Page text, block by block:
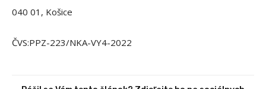
040 01, Košice
ČVS:PPZ-223/NKA-VY4-2022